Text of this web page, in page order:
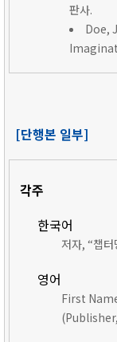
판사.
Doe,
[단행본 일부]
각주
한국어
저자, “챕터
영어
First